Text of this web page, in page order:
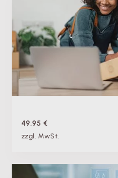
Fachschulung
Grundlagen der
Anfänger:innen den
Aufzeichnung
90 min
49,95 €
zzgl. MwSt.